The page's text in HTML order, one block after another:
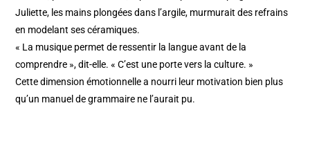
Juliette, les mains plongées dans l’argile, murmurait des refrains
en modelant ses céramiques.
« La musique permet de ressentir la langue avant de la
comprendre », dit-elle. « C’est une porte vers la culture. »
Cette dimension émotionnelle a nourri leur motivation bien plus
qu’un manuel de grammaire ne l’aurait pu.